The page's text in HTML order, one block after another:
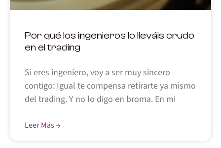
Por qué los ingenieros lo lleváis crudo
en el trading
Si eres ingeniero, voy a ser muy sincero
contigo: Igual te compensa retirarte ya mismo
del trading. Y no lo digo en broma. En mi
Leer Más →